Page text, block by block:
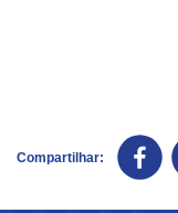
Compartilhar: